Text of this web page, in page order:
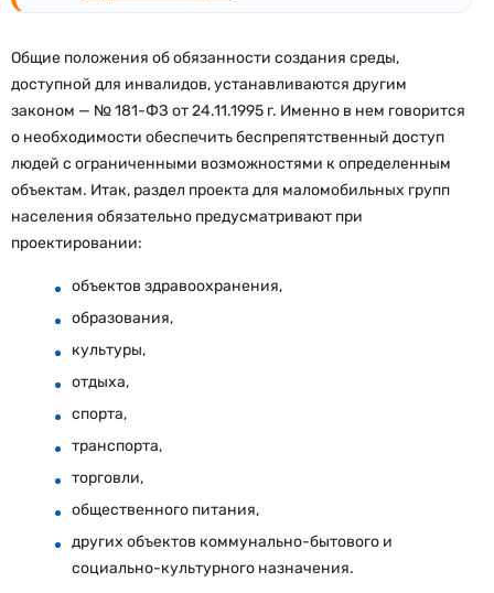
Общие положения об обязанности создания среды,
доступной для инвалидов, устанавливаются другим
законом — № 181-ФЗ от 24.11.1995 г. Именно в нем говорится
о необходимости обеспечить беспрепятственный доступ
людей с ограниченными возможностями к определенным
объектам. Итак, раздел проекта для маломобильных групп
населения обязательно предусматривают при
проектировании:
объектов здравоохранения,
образования,
культуры,
отдыха,
спорта,
транспорта,
торговли,
общественного питания,
других объектов коммунально-бытового и
социально-культурного назначения.